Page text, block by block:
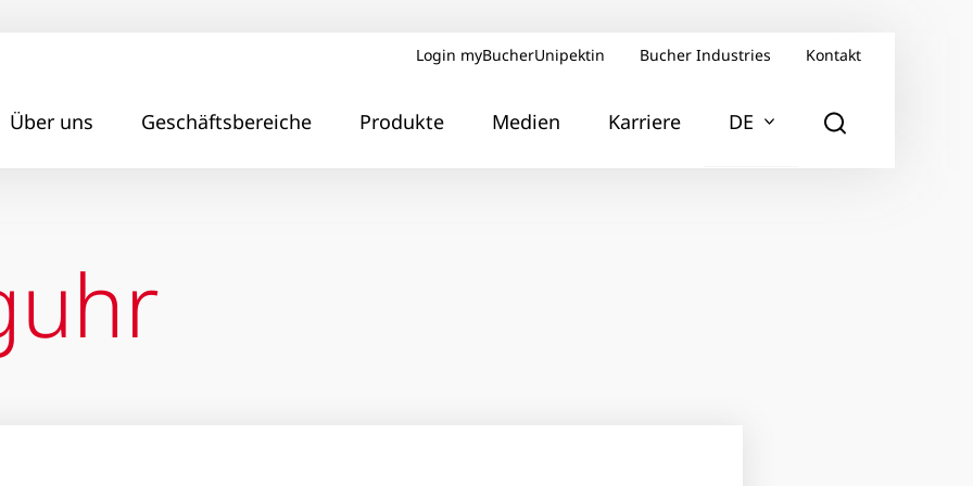
Login myBucherUnipektin Bucher Industries Kontakt
Über uns Geschäftsbereiche Produkte Medien Karriere DE